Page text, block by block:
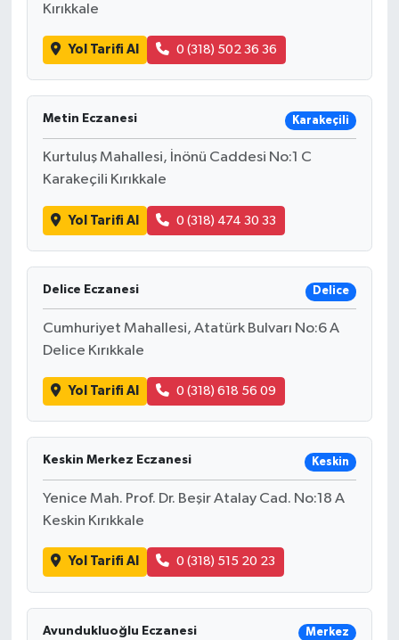
Kırıkkale
Yol Tarifi Al 0 (318) 502 36 36
Metin Eczanesi Karakeçili
Kurtuluş Mahallesi, İnönü Caddesi No:1 C
Karakeçili Kırıkkale
Yol Tarifi Al 0 (318) 474 30 33
Delice Eczanesi Delice
Cumhuriyet Mahallesi, Atatürk Bulvarı No:6 A
Delice Kırıkkale
Yol Tarifi Al 0 (318) 618 56 09
Keskin Merkez Eczanesi Keskin
Yenice Mah. Prof. Dr. Beşir Atalay Cad. No:18 A
Keskin Kırıkkale
Yol Tarifi Al 0 (318) 515 20 23
Avundukluoğlu Eczanesi Merkez